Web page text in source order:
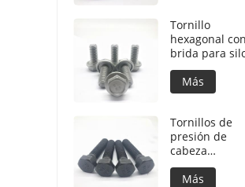
Tornillo
hexagonal con
brida para
de
de grano
de la brida
Más
Tornillos de
presión de
cabeza
hexagonal para
SCANIA
Más